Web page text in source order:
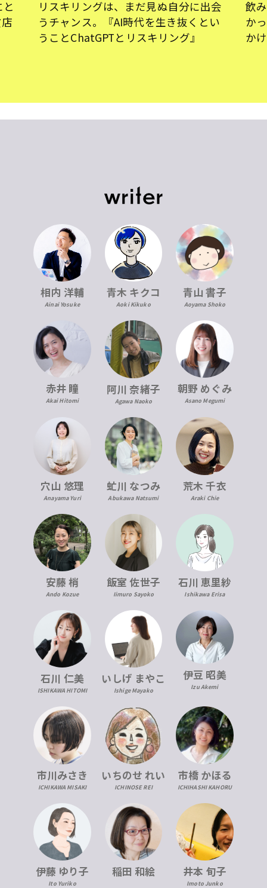
に出会
くとい
飲み込んでいたのは食べ物だけじゃな
かった。『スローフード宣言』が問い
かける、幸せの価値観。
相内 洋輔
Ainai Yosuke
青木 キクコ
Aoki Kikuko
青山 書子
Aoyama Shoko
赤井 瞳
Akai Hitomi
阿川 奈緒子
Agawa Naoko
朝野 めぐみ
Asano Megumi
穴山 悠理
Anayama Yuri
虻川 なつみ
Abukawa Natsumi
荒木 千衣
Araki Chie
安藤 梢
Ando Kozue
飯室 佐世子
Iimuro Sayoko
石川 恵里紗
Ishikawa Erisa
石川 仁美
ISHIKAWA HITOMI
いしげ まやこ
Ishige Mayako
伊豆 昭美
Izu Akemi
市川みさき
ICHIKAWA MISAKI
いちのせ れい
ICHINOSE REI
市橋 かほる
ICHIHASHI KAHORU
伊藤 ゆり子
Ito Yuriko
稲田 和絵 井本 旬子
Imoto Junko